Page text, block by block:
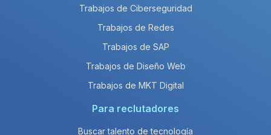
Trabajos de Ciberseguridad
Trabajos de Redes
Trabajos de SAP
Trabajos de Diseño Web
Trabajos de MKT Digital
Para reclutadores
Buscar talento de tecnología